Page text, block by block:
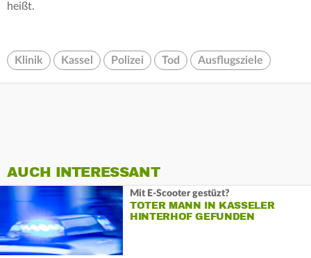
heißt.
Klinik Kassel Polizei Tod Ausflugsziele
AUCH INTERESSANT
Mit E-Scooter gestüzt?
TOTER MANN IN KASSELER
HINTERHOF GEFUNDEN